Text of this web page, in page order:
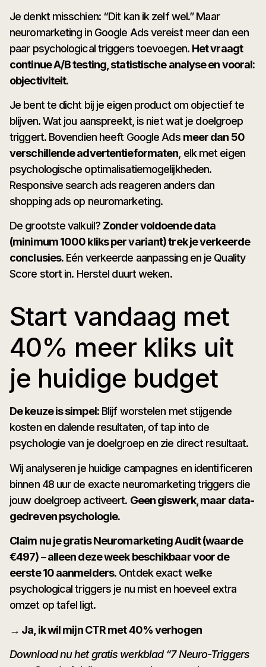
Je denkt misschien: “Dit kan ik zelf wel.” Maar
neuromarketing in Google Ads vereist meer dan een
paar psychological triggers toevoegen. Het vraagt
continue A/B testing, statistische analyse en vooral:
objectiviteit.
Je bent te dicht bij je eigen product om objectief te
blijven. Wat jou aanspreekt, is niet wat je doelgroep
triggert. Bovendien heeft Google Ads meer dan 50
verschillende advertentieformaten , elk met eigen
psychologische optimalisatiemogelijkheden.
Responsive search ads reageren anders dan
shopping ads op neuromarketing.
De grootste valkuil? Zonder voldoende data
(minimum 1000 kliks per variant) trek je verkeerde
conclusies. Eén verkeerde aanpassing en je Quality
Score stort in. Herstel duurt weken.
Start vandaag met
40% meer kliks uit
je huidige budget
De keuze is simpel:Blijf worstelen met stijgende
kosten en dalende resultaten, of tap into de
psychologie van je doelgroep en zie direct resultaat.
Wij analyseren je huidige campagnes en identificeren
binnen 48 uur de exacte neuromarketing triggers die
jouw doelgroep activeert. Geen giswerk, maar data-
gedreven psychologie.
Claim nu je gratis Neuromarketing Audit (waarde
€497) – alleen deze week beschikbaar voor de
eerste 10 aanmelders. Ontdek exact welke
psychological triggers je nu mist en hoeveel extra
omzet op tafel ligt.
→ Ja, ik wil mijn CTR met 40% verhogen
Download nu het gratis werkblad “7 Neuro-Triggers